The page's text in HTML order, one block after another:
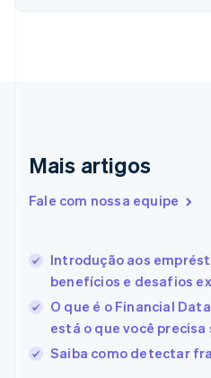
Mais artigos
Fale com nossa equipe
Introdução aos
benefícios e desafios
O que é o Financial
está o que você precisa
Saiba como detectar
Dinamarca
Espanha
English
Estados Unidos
Finlândia
EnglishSvenska
França
Français
Gibraltar
English